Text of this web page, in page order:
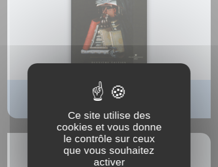
Guide de la couleur et de l'image imprimée
Emmanuel Florio
Ce site utilise des
cookies et vous donne
le contrôle sur ceux
que vous souhaitez
activer